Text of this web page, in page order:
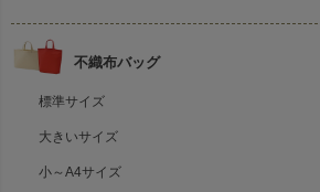
不織布バッグ
標準サイズ
大きいサイズ
小～A4サイズ